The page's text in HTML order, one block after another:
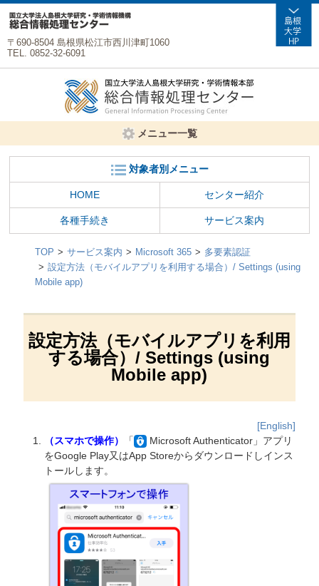
〒690-8504 島根県松江市西川津町1060
TEL. 0852-32-6091
メニュー一覧
対象者別メニュー
HOME センター紹介
各種手続き サービス案内
TOP サービス案内 Microsoft 365
多要素認証
設定方法（モバイルアプリを利用する場合）/ Settings (using
Mobile app)
設定方法（モバイルアプリを利用
する場合）/ Settings (using
Mobile app)
[English]
（スマホで操作）
「
Microsoft Authenticator」アプリ
をGoogle Play又はApp Storeからダウンロードしインス
トールします。